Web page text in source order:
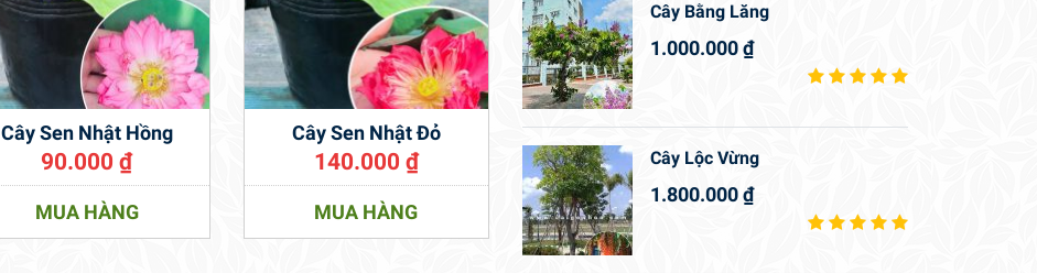
Cây Sen Nhật Hồng
90.000₫
MUA HÀNG
Cây Sen Nhật Đỏ
140.000 ₫
MUA HÀNG
Cây Bằng Lăng
1.000.000₫
Cây Lộc Vừng
1.800.000₫